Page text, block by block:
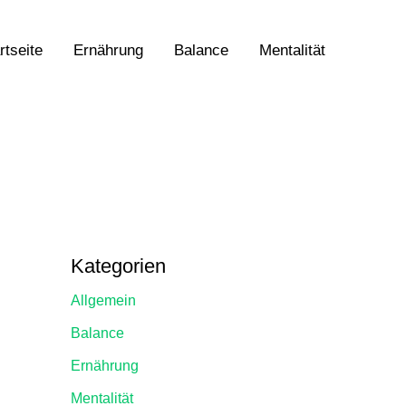
Ernährung Balance Mentalität
Kategorien
Allgemein
Balance
Ernährung
Mentalität